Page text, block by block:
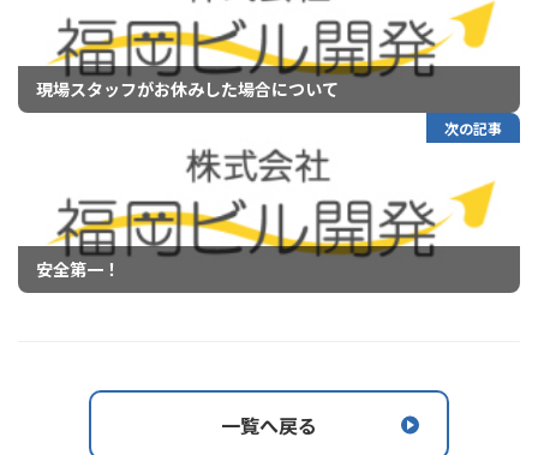
現場スタッフがお休みした場合について
次の記事
安全第一！
一覧へ戻る